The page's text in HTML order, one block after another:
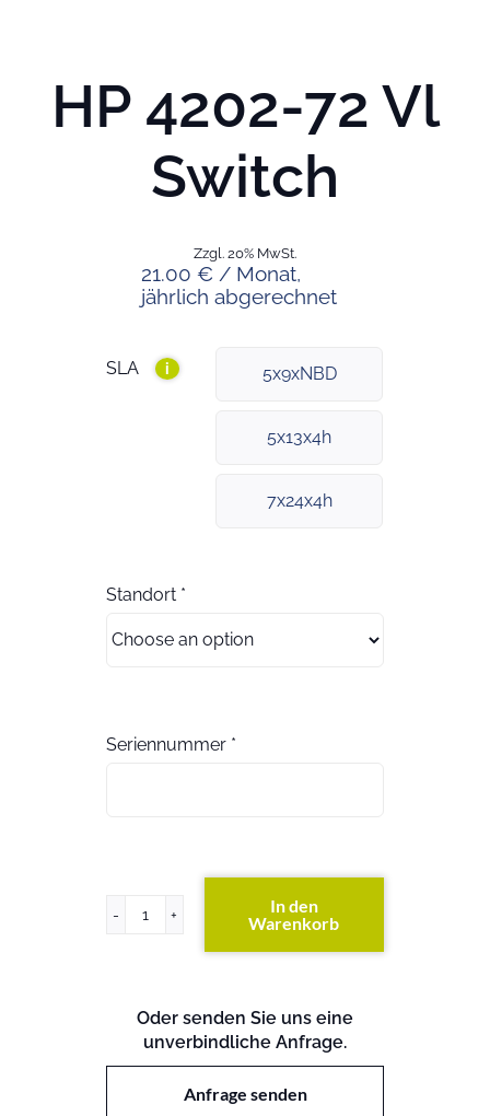
HP 4202-72 Vl
Switch
21.00 € / Monat,
jährlich abgerechnet
Zzgl. 20% MwSt.
SLA i 5x9xNBD
5x13x4h
7x24x4h
Standort *
Seriennummer *
HP
Switch
Menge
In den
Warenkorb
Oder senden Sie uns eine
unverbindliche Anfrage.
Anfrage senden